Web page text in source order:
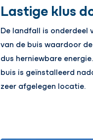
Lastige klus
De landfall is onderdeel
van de buis waardoor
dus herniewbare
buis is geïnstalleerd
zeer afgelegen locatie.